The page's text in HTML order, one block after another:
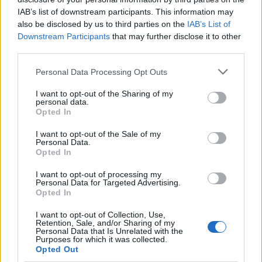
IAB’s list of downstream participants. This information may
also be disclosed by us to third parties on the IAB’s List of
Downstream Participants that may further disclose it to other
Please note that this website/app uses one or more Google
not limited to your visit or usage behaviour. You may click to
grant or deny consent to Google and its third-party tags to
use your data for below specified purposes in below Google
consent section.
Personal Data Processing Opt Outs
I want to opt-out of the Sharing of my
personal data.
Opted In
I want to opt-out of the Sale of my
Personal Data.
Opted In
I want to opt-out of processing my
Personal Data for Targeted Advertising.
Opted In
I want to opt-out of Collection, Use,
Retention, Sale, and/or Sharing of my
Personal Data that Is Unrelated with the
Purposes for which it was collected.
Opted Out
«Ο Γιώργος είναι πολύ δυνατός άνθρωπος,
ελπίζουμε να βγει σύντομα νικητής»
«Και τον Γιώργο τον ξέρουμε κοινωνικά, γιατί,
όπως ξέρετε, είμαστε μια δεύτερη οικογένεια, και
πάρα πολύ συχνά στα καλέσματά μας, γιορτές,
γενέθλια, εμείς έχουμε και στην Πάρο έτσι μια
ένας πολύ δυνατός, πολύ δυναμικός άνθρωπος,
πολύ ακμαίος, και αυτό που ελπίζουμε είναι να τα
καταφέρει και να βγει νικητής πολύ σύντομα από